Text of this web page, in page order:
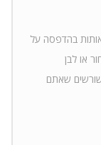
בהדפסה על
15*20 בצבעי שחור או לבן
שאתם